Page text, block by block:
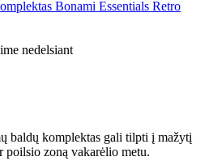
Bonami Essentials Retro
nedelsiant
baldų komplektas gali tilpti į mažytį
zoną vakarėlio metu.